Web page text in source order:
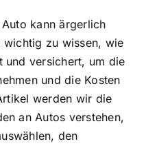
kann ärgerlich
wichtig zu wissen, wie
und versichert, um die
und die Kosten
werden wir die
an Autos verstehen,
den